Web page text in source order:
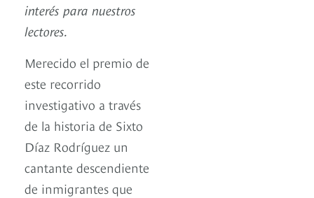
interés para nuestros
lectores.
Merecido el premio de
este recorrido
investigativo a través
de la historia de Sixto
Díaz Rodríguez un
cantante descendiente
de inmigrantes que